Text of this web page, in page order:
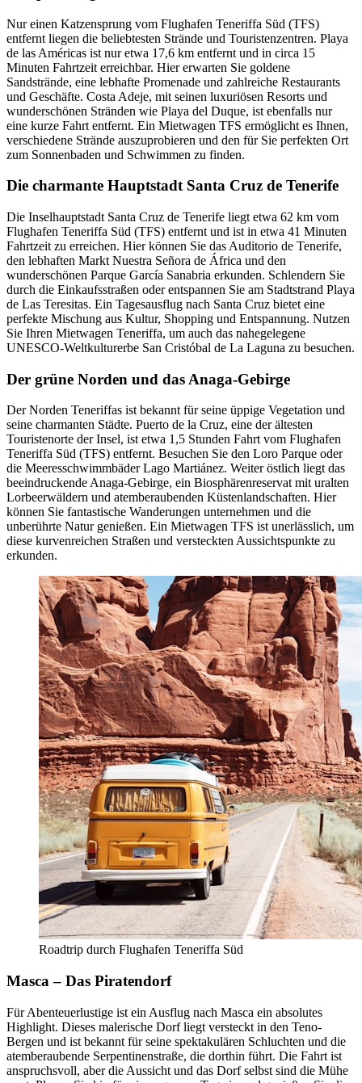
Nur einen Katzensprung vom Flughafen Teneriffa Süd (TFS)
entfernt liegen die beliebtesten Strände und Touristenzentren. Playa
de las Américas ist nur etwa 17,6 km entfernt und in circa 15
Minuten Fahrtzeit erreichbar. Hier erwarten Sie goldene
Sandstrände, eine lebhafte Promenade und zahlreiche Restaurants
und Geschäfte. Costa Adeje, mit seinen luxuriösen Resorts und
wunderschönen Stränden wie Playa del Duque, ist ebenfalls nur
eine kurze Fahrt entfernt. Ein Mietwagen TFS ermöglicht es Ihnen,
verschiedene Strände auszuprobieren und den für Sie perfekten Ort
zum Sonnenbaden und Schwimmen zu finden.
Die charmante Hauptstadt Santa Cruz de Tenerife
Die Inselhauptstadt Santa Cruz de Tenerife liegt etwa 62 km vom
Flughafen Teneriffa Süd (TFS) entfernt und ist in etwa 41 Minuten
Fahrtzeit zu erreichen. Hier können Sie das Auditorio de Tenerife,
den lebhaften Markt Nuestra Señora de África und den
wunderschönen Parque García Sanabria erkunden. Schlendern Sie
durch die Einkaufsstraßen oder entspannen Sie am Stadtstrand Playa
de Las Teresitas. Ein Tagesausflug nach Santa Cruz bietet eine
perfekte Mischung aus Kultur, Shopping und Entspannung. Nutzen
Sie Ihren Mietwagen Teneriffa, um auch das nahegelegene
UNESCO-Weltkulturerbe San Cristóbal de La Laguna zu besuchen.
Der grüne Norden und das Anaga-Gebirge
Der Norden Teneriffas ist bekannt für seine üppige Vegetation und
seine charmanten Städte. Puerto de la Cruz, eine der ältesten
Touristenorte der Insel, ist etwa 1,5 Stunden Fahrt vom Flughafen
Teneriffa Süd (TFS) entfernt. Besuchen Sie den Loro Parque oder
die Meeresschwimmbäder Lago Martiánez. Weiter östlich liegt das
beeindruckende Anaga-Gebirge, ein Biosphärenreservat mit uralten
Lorbeerwäldern und atemberaubenden Küstenlandschaften. Hier
können Sie fantastische Wanderungen unternehmen und die
unberührte Natur genießen. Ein Mietwagen TFS ist unerlässlich, um
diese kurvenreichen Straßen und versteckten Aussichtspunkte zu
erkunden.
Roadtrip durch Flughafen Teneriffa Süd
Masca – Das Piratendorf
Für Abenteuerlustige ist ein Ausflug nach Masca ein absolutes
Highlight. Dieses malerische Dorf liegt versteckt in den Teno-
Bergen und ist bekannt für seine spektakulären Schluchten und die
atemberaubende Serpentinenstraße, die dorthin führt. Die Fahrt ist
anspruchsvoll, aber die Aussicht und das Dorf selbst sind die Mühe